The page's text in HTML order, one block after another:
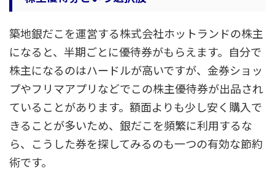
築地銀だこを運営する株式会社ホットランドの株主
になると、半期ごとに優待券がもらえます。自分で
株主になるのはハードルが高いですが、金券ショッ
プやフリマアプリなどでこの株主優待券が出品され
ていることがあります。額面よりも少し安く購入で
きることが多いため、銀だこを頻繁に利用するな
ら、こうした券を探してみるのも一つの有効な節約
術です。